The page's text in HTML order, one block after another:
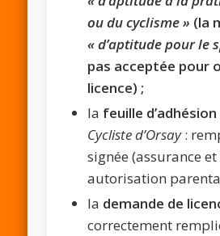
ou du cyclisme » (la
« d’aptitude pour le
pas acceptée pour
licence) ;
la feuille d’adhésion
Cycliste d’Orsay:
signée (assurance et
autorisation
la demande de
correctement